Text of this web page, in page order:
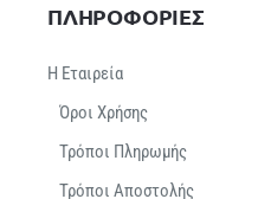
ΠΛΗΡΟΦΟΡΙΕΣ
Η Εταιρεία
Όροι Χρήσης
Τρόποι Πληρωμής
Τρόποι Αποστολής